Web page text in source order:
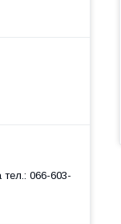
тел.: 066-603-